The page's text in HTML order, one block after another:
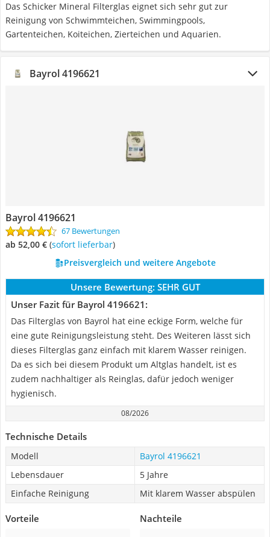
Das Schicker Mineral Filterglas eignet sich sehr gut zur
Reinigung von Schwimmteichen, Swimmingpools,
Gartenteichen, Koiteichen, Zierteichen und Aquarien.
Bayrol 4196621
Bayrol 4196621
67 Bewertungen
ab 52,00 € ( Sofort lieferbar)
Preisvergleich und weitere Angebote
Unsere Bewertung: SEHR GUT
Unser Fazit für Bayrol 4196621:
Das Filterglas von Bayrol hat eine eckige Form, welche für
eine gute Reinigungsleistung steht. Des Weiteren lässt sich
dieses Filterglas ganz einfach mit klarem Wasser reinigen.
Da es sich bei diesem Produkt um Altglas handelt, ist es
zudem nachhaltiger als Reinglas, dafür jedoch weniger
hygienisch.
08/2026
Technische Details
Modell
Bayrol 4196621
Lebensdauer
5 Jahre
Einfache Reinigung
Mit klarem Wasser abspülen
Vorteile Nachteile